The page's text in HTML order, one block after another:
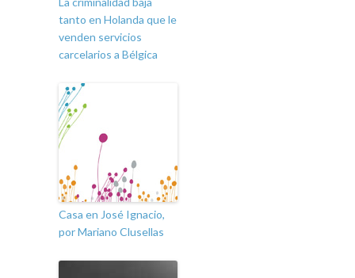
tanto en Holanda que le
venden servicios
carcelarios a Bélgica
Casa en José Ignacio,
por Mariano Clusellas